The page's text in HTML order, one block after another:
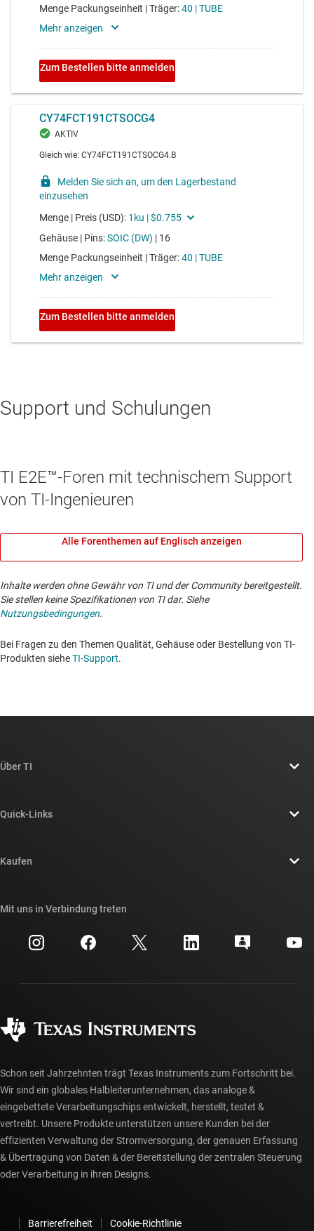
Support und Schulungen
TI E2E™-Foren mit technischem Support
von TI-Ingenieuren
Alle Forenthemen auf Englisch anzeigen
Inhalte werden ohne Gewähr von TI und der Community bereitgestellt.
Sie stellen keine Spezifikationen von TI dar. Siehe
Nutzungsbedingungen.
Bei Fragen zu den Themen Qualität, Gehäuse oder Bestellung von TI-
Produkten sieheTI-Support. ​​​​​​​​​​​​​​
Über TI
Newsroom
Investorenbeziehungen
Fertigung
Quick-Links
Querverweis-Suche
Kundensupportzentrum
myTI-Konto FAQs
Kaufen
Häufig gestellte Fragen zu Bestellungen
Mit uns in Verbindung treten
Schon seit Jahrzehnten trägt Texas Instruments zum Fortschritt bei.
Wir sind ein globales Halbleiterunternehmen, das analoge &
eingebettete Verarbeitungschips entwickelt, herstellt, testet &
vertreibt. Unsere Produkte unterstützen unsere Kunden bei der
effizienten Verwaltung der Stromversorgung, der genauen Erfassung
& Übertragung von Daten & der Bereitstellung der zentralen Steuerung
oder Verarbeitung in ihren Designs.
Barrierefreiheit
Cookie-Richtlinie